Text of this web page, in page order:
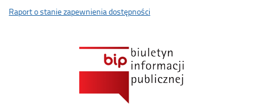
Raport o stanie zapewnienia dostępności